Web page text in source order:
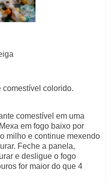
comestível colorido.
comestível em uma
em fogo baixo por
milho e continue mexendo
Feche a panela,
e desligue o fogo
for maior do que 4